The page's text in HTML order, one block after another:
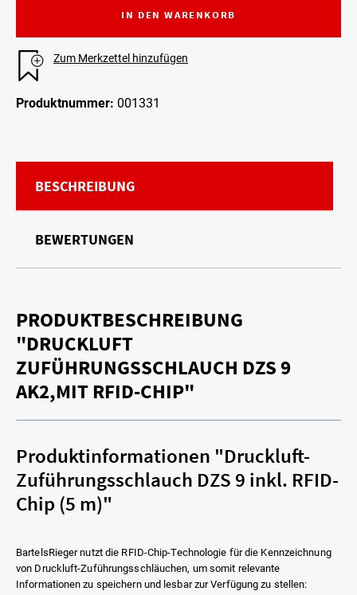
IN DEN WARENKORB
Zum Merkzettel hinzufügen
Produktnummer: 001331
BESCHREIBUNG
BEWERTUNGEN
PRODUKTBESCHREIBUNG
"DRUCKLUFT
ZUFÜHRUNGSSCHLAUCH DZS 9
AK2,MIT RFID-CHIP"
Produktinformationen "Druckluft-
Zuführungsschlauch DZS 9 inkl. RFID-
Chip (5 m)"
BartelsRieger nutzt die RFID-Chip-Technologie für die Kennzeichnung
von Druckluft-Zuführungsschläuchen, um somit relevante
Informationen zu speichern und lesbar zur Verfügung zu stellen: